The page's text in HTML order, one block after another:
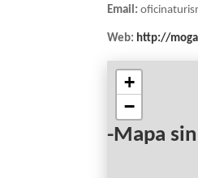
Email:
Web: http://
-Mapa
+
−